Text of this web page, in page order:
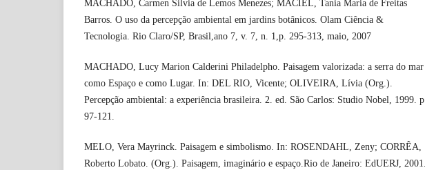
MACHADO, Carmen Silvia de Lemos Menezes; MACIEL, Tania Maria de Freitas
Barros. O uso da percepção ambiental em jardins botânicos. Olam Ciência &
Tecnologia. Rio Claro/SP, Brasil,ano 7, v. 7, n. 1,p. 295-313, maio, 2007
MACHADO, Lucy Marion Calderini Philadelpho. Paisagem valorizada: a serra do mar
como Espaço e como Lugar. In: DEL RIO, Vicente; OLIVEIRA, Lívia (Org.).
Percepção ambiental: a experiência brasileira. 2. ed. São Carlos: Studio Nobel, 1999. p.
97-121.
MELO, Vera Mayrinck. Paisagem e simbolismo. In: ROSENDAHL, Zeny; CORRÊA,
Roberto Lobato. (Org.). Paisagem, imaginário e espaço.Rio de Janeiro: EdUERJ, 2001.